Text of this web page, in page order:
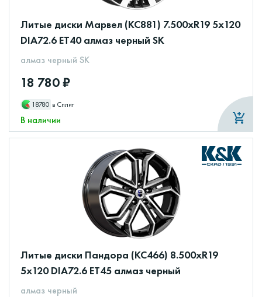
Литые диски Марвел (КС881) 7.500xR19 5x120
DIA72.6 ET40 алмаз черный SK
алмаз черный SK
18 780 ₽
18780 в Сплит
В наличии
Литые диски Пандора (КС466) 8.500xR19
5x120 DIA72.6 ET45 алмаз черный
алмаз черный